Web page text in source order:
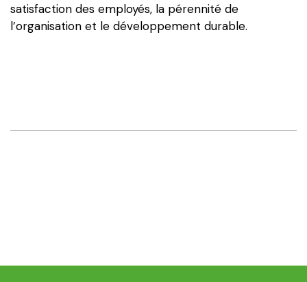
satisfaction des employés, la pérennité de
l’organisation et le développement durable.